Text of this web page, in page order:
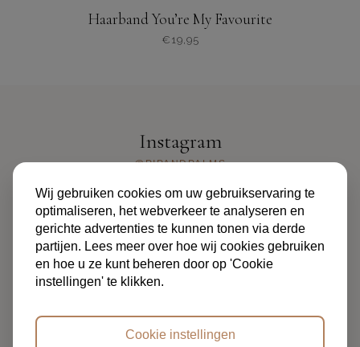
Haarband You’re My Favourite
€ 19,95
Instagram
@PIPANDPALMS
OVER ONS
CONTACT
Wij gebruiken cookies om uw gebruikservaring te
optimaliseren, het webverkeer te analyseren en
gerichte advertenties te kunnen tonen via derde
partijen. Lees meer over hoe wij cookies gebruiken
en hoe u ze kunt beheren door op 'Cookie
instellingen' te klikken.
Cookie instellingen